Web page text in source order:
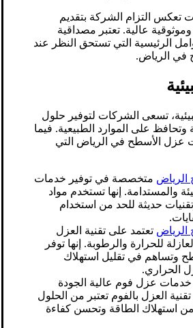
تعكس التزام الشركة بتقديم
عالية. تعتبر مصداقية
الرئيسية التي تستحق النظر عند
في الرياض.
تسعى الشركات لتوفير حلول
وتحافظ على الموارد الطبيعية. فيما
عزل الأسطح في الرياض التي
متخصصة في توفير خدمات
والمستدامة. إنها تستخدم مواد
حديثة للحد من استخدام
تعتمد على تقنية العزل
للحرارة والرطوبة. إنها توفر
وتساهم في تقليل استهلاك
الحراري.
خدمات عزل فوم عالية الجودة
العزل بالفوم تعتبر من الحلول
من استهلاك الطاقة وتحسن كفاءة